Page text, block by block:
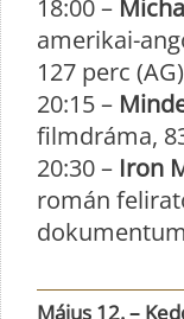
18:00 –
amerikai-
127 perc (AG)
20:15 –
filmdráma,
20:30 – Iron
román
Május 12. –